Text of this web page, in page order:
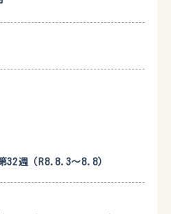
32週（R8.8.3〜8.8）